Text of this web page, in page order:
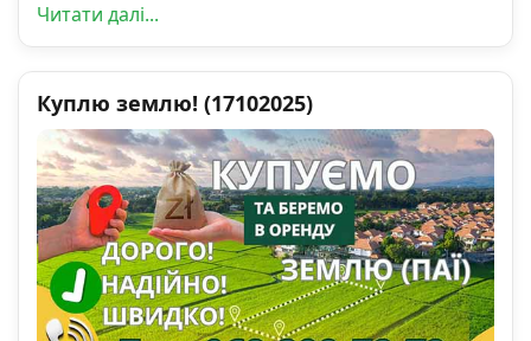
Читати далі...
Куплю землю! (17102025)